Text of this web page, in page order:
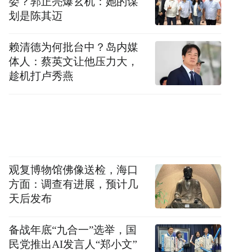
划是陈其迈
赖清德为何批台中？岛内媒
体人：蔡英文让他压力大，
趁机打卢秀燕
观复博物馆佛像送检，海口
方面：调查有进展，预计几
天后发布
备战年底“九合一”选举，国
民党推出AI发言人“郑小文”